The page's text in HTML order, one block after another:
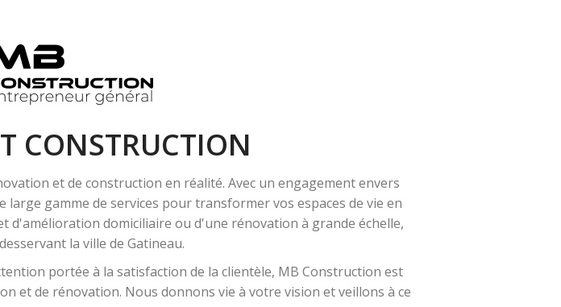
ET
CONSTRUCTION
et de construction en réalité. Avec un engagement envers
gamme de services pour transformer vos espaces de vie en
domiciliaire ou d'une rénovation à grande échelle,
la ville de Gatineau.
portée à la satisfaction de la clientèle, MB Construction est
et de rénovation. Nous donnons vie à votre vision et veillons à ce